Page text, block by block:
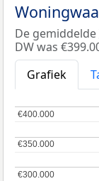
De gemiddelde
DW was
Grafiek
€300.000
€300.000
€350.000
€350.000
€400.000
€400.000